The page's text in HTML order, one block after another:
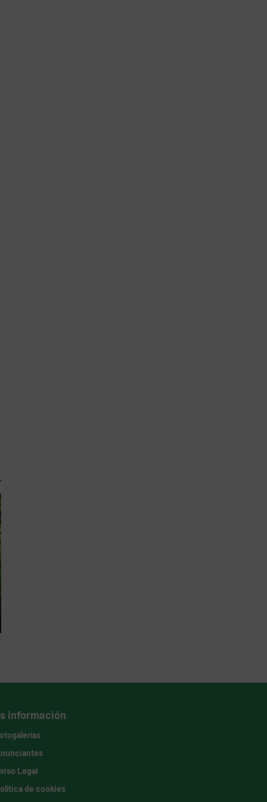
información
Legal
de cookies